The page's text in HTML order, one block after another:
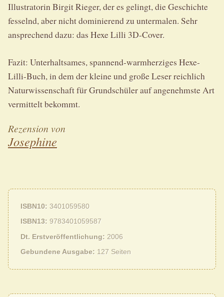
Illustratorin Birgit Rieger, der es gelingt, die Geschichte
fesselnd, aber nicht dominierend zu untermalen. Sehr
ansprechend dazu: das Hexe Lilli 3D-Cover.
Fazit: Unterhaltsames, spannend-warmherziges Hexe-
Lilli-Buch, in dem der kleine und große Leser reichlich
Naturwissenschaft für Grundschüler auf angenehmste Art
vermittelt bekommt.
Rezension von
Josephine
ISBN10
3401059580
ISBN13 9783401059587
Dt. Erstveröffentlichung
2006
Gebundene Ausgabe
127 Seiten